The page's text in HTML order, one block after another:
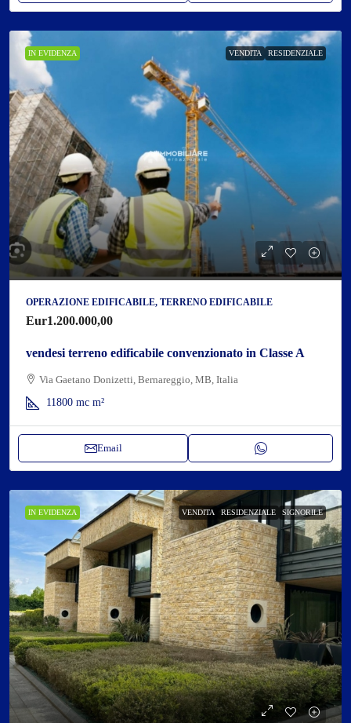
IN EVIDENZA VENDITA RESIDENZIALE
OPERAZIONE EDIFICABILE, TERRENO EDIFICABILE
Eur1.200.000,00
vendesi terreno edificabile convenzionato in Classe A
Via Gaetano Donizetti, Bernareggio, MB, Italia
11800 mc m²
Email
IN EVIDENZA VENDITA RESIDENZIALE SIGNORILE